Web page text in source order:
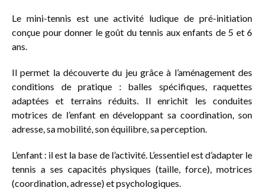
Le mini-tennis est une activité ludique de pré-initiation
conçue pour donner le goût du tennis aux enfants de 5 et 6
ans.
Il permet la découverte du jeu grâce à l’aménagement des
conditions de pratique : balles spécifiques, raquettes
adaptées et terrains réduits. Il enrichit les conduites
motrices de l’enfant en développant sa coordination, son
adresse, sa mobilité, son équilibre, sa perception.
L’enfant : il est la base de l’activité. L’essentiel est d’adapter le
tennis a ses capacités physiques (taille, force), motrices
(coordination, adresse) et psychologiques.